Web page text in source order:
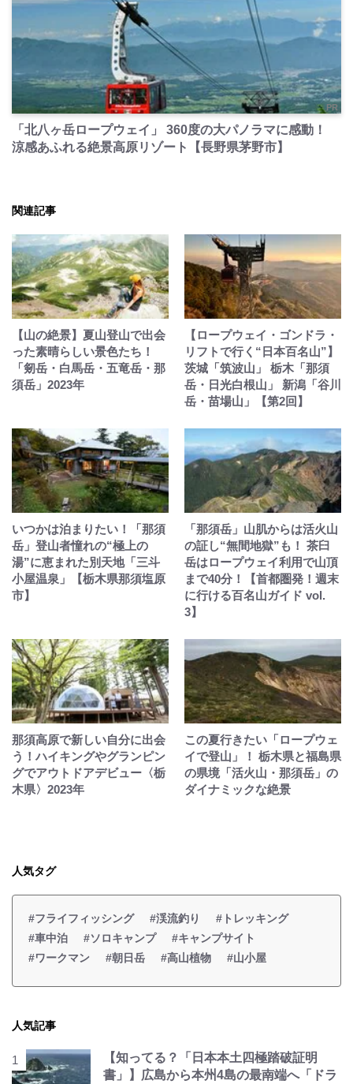
PR
「北八ヶ岳ロープウェイ」 360度の大パノラマに感動！
涼感あふれる絶景高原リゾート【長野県茅野市】
関連記事
【山の絶景】夏山登山で出会
った素晴らしい景色たち！
「剱岳・白馬岳・五竜岳・那
須岳」2023年
【ロープウェイ・ゴンドラ・
リフトで行く“日本百名山”】
茨城「筑波山」 栃木「那須
岳・日光白根山」 新潟「谷川
岳・苗場山」【第2回】
いつかは泊まりたい！「那須
岳」登山者憧れの“極上の
湯”に恵まれた別天地「三斗
小屋温泉」【栃木県那須塩原
市】
「那須岳」山肌からは活火山
の証し“無間地獄”も！ 茶臼
岳はロープウェイ利用で山頂
まで40分！【首都圏発！週末
に行ける百名山ガイド vol.
3】
那須高原で新しい自分に出会
う！ハイキングやグランピン
グでアウトドアデビュー〈栃
木県〉2023年
この夏行きたい「ロープウェ
イで登山」！ 栃木県と福島県
の県境「活火山・那須岳」の
ダイナミックな絶景
人気タグ
#フライフィッシング #渓流釣り
#トレッキング
#車中泊
#ソロキャンプ
#キャンプサイト
#ワークマン
#朝日岳 #高山植物 #山小屋
人気記事
【知ってる？「日本本土四極踏破証明
書」】広島から本州4島の最南端へ「ドラ